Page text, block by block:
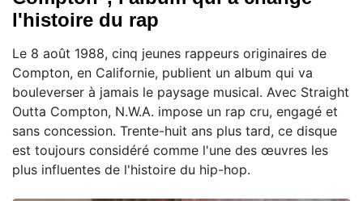
l'histoire du rap
Le 8 août 1988, cinq jeunes rappeurs originaires de
Compton, en Californie, publient un album qui va
bouleverser à jamais le paysage musical. Avec Straight
Outta Compton, N.W.A. impose un rap cru, engagé et
sans concession. Trente-huit ans plus tard, ce disque
est toujours considéré comme l'une des œuvres les
plus influentes de l'histoire du hip-hop.